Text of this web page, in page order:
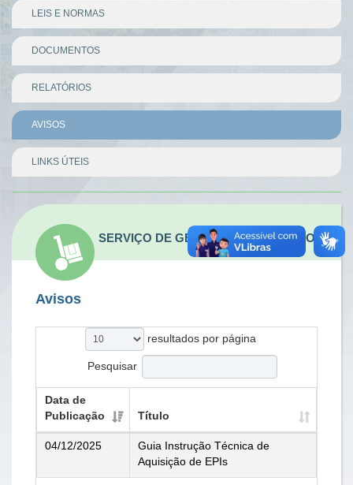
LEIS E NORMAS
DOCUMENTOS
RELATÓRIOS
AVISOS
LINKS ÚTEIS
Divisor
SERVIÇO DE GESTÃO DE CONTRATOS
Avisos
resultados por página
Pesquisar
Data de
Publicação
Título
04/12/2025
Guia Instrução Técnica de
Aquisição de EPIs